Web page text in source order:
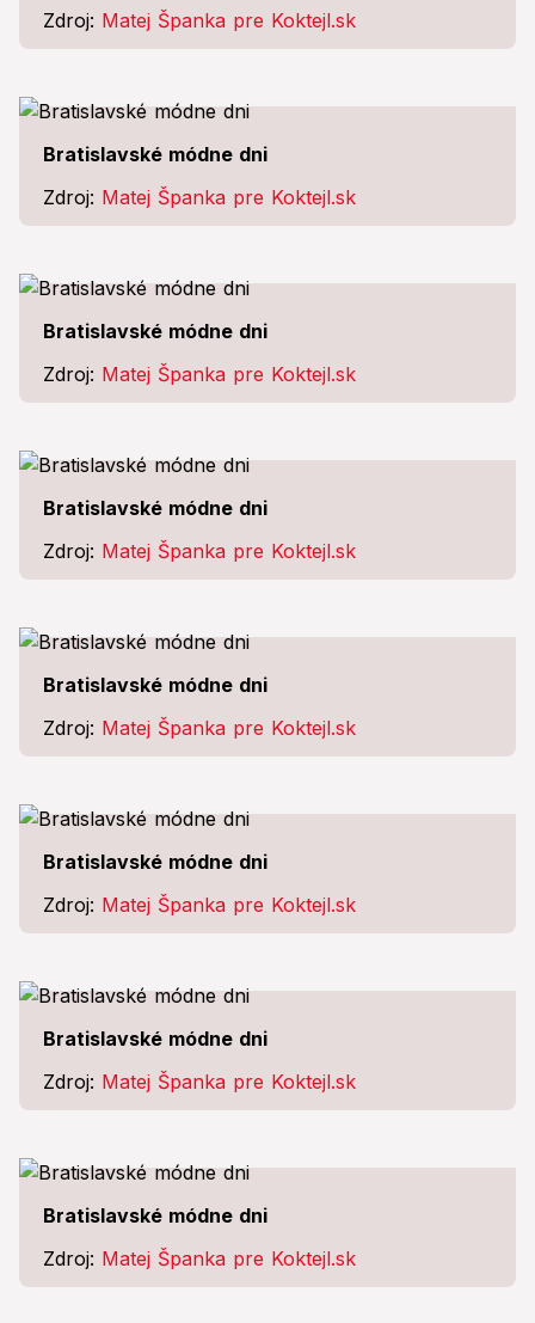
Zdroj: Matej Španka pre Koktejl.sk
Bratislavské módne dni
Zdroj: Matej Španka pre Koktejl.sk
Bratislavské módne dni
Zdroj: Matej Španka pre Koktejl.sk
Bratislavské módne dni
Zdroj: Matej Španka pre Koktejl.sk
Bratislavské módne dni
Zdroj: Matej Španka pre Koktejl.sk
Bratislavské módne dni
Zdroj: Matej Španka pre Koktejl.sk
Bratislavské módne dni
Zdroj: Matej Španka pre Koktejl.sk
Bratislavské módne dni
Zdroj: Matej Španka pre Koktejl.sk